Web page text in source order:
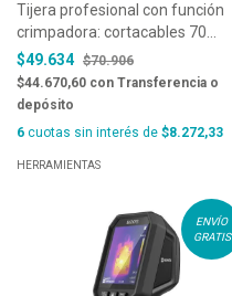
Tijera profesional con función
crimpadora: cortacables 70
mm2 - F40
$49.634 $70.906
$44.670,60 con Transferencia o
depósito
6 cuotas sin interés de $8.272,33
HERRAMIENTAS
ENVÍO
GRATIS